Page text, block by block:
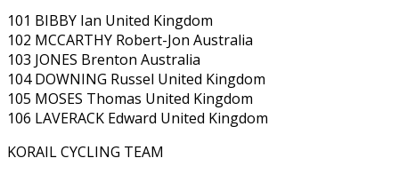
101 BIBBY Ian United Kingdom
102 MCCARTHY Robert-Jon Australia
103 JONES Brenton Australia
104 DOWNING Russel United Kingdom
105 MOSES Thomas United Kingdom
106 LAVERACK Edward United Kingdom
KORAIL CYCLING TEAM